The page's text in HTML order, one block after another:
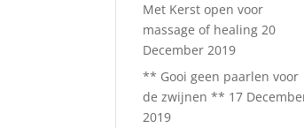
Met Kerst open voor
massage of healing 20
December 2019
** Gooi geen paarlen voor
de zwijnen ** 17
2019